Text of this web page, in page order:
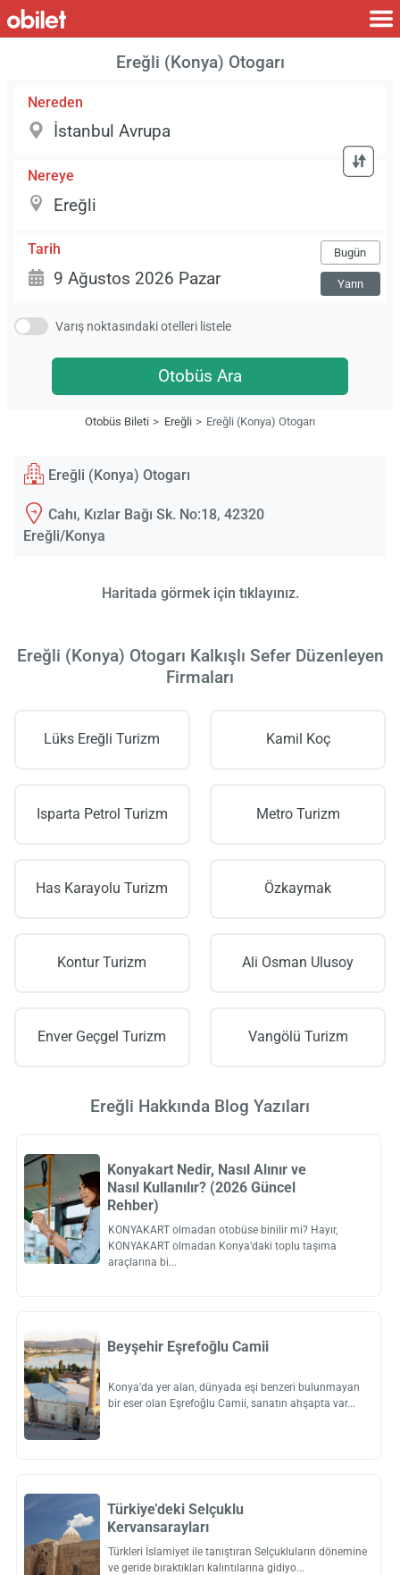
Ereğli (Konya) Otogarı
Nereden
Nereye
Tarih Bugün
Yarın
Varış noktasındaki otelleri listele
Otobüs Ara
Otobüs Bileti Ereğli Ereğli (Konya) Otogarı
Ereğli (Konya) Otogarı
Cahı, Kızlar Bağı Sk. No:18, 42320
Ereğli/Konya
Haritada görmek için tıklayınız.
Ereğli (Konya) Otogarı Kalkışlı Sefer Düzenleyen
Firmaları
Lüks Ereğli Turizm Kamil Koç
Isparta Petrol Turizm Metro Turizm
Has Karayolu Turizm Özkaymak
Kontur Turizm Ali Osman Ulusoy
Enver Geçgel Turizm Vangölü Turizm
Ereğli Hakkında Blog Yazıları
Konyakart Nedir, Nasıl Alınır ve
Nasıl Kullanılır? (2026 Güncel
Rehber)
KONYAKART olmadan otobüse binilir mi? Hayır,
KONYAKART olmadan Konya’daki toplu taşıma
araçlarına bi
Beyşehir Eşrefoğlu Camii
Konya’da yer alan, dünyada eşi benzeri bulunmayan
bir eser olan Eşrefoğlu Camii, sanatın ahşapta var
Türkiye’deki Selçuklu
Kervansarayları
Türkleri İslamiyet ile tanıştıran Selçukluların dönemine
ve geride bıraktıkları kalıntılarına gidiyo